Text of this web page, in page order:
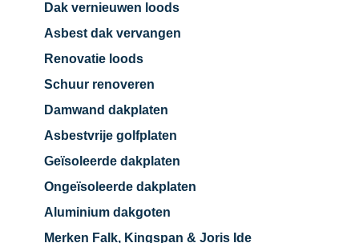
Dak vernieuwen loods
Asbest dak vervangen
Renovatie loods
Schuur renoveren
Damwand dakplaten
Asbestvrije golfplaten
Geïsoleerde dakplaten
Ongeïsoleerde dakplaten
Aluminium dakgoten
Merken Falk, Kingspan & Joris Ide